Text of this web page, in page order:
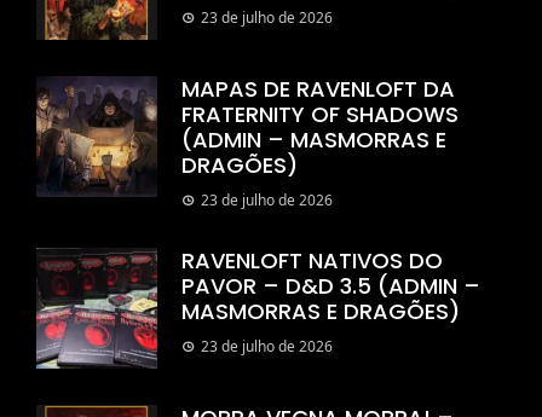
23 de julho de 2026
MAPAS DE RAVENLOFT DA
FRATERNITY OF SHADOWS
(ADMIN – MASMORRAS E
DRAGÕES)
23 de julho de 2026
RAVENLOFT NATIVOS DO
PAVOR – D&D 3.5 (ADMIN –
MASMORRAS E DRAGÕES)
23 de julho de 2026